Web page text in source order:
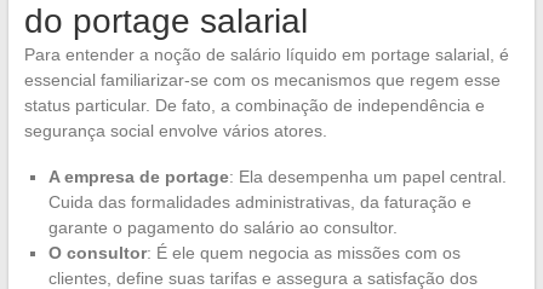
do portage salarial
Para entender a noção de salário líquido em portage salarial, é
essencial familiarizar-se com os mecanismos que regem esse
status particular. De fato, a combinação de independência e
segurança social envolve vários atores.
A empresa de portage: Ela desempenha um papel central.
Cuida das formalidades administrativas, da faturação e
garante o pagamento do salário ao consultor.
O consultor: É ele quem negocia as missões com os
clientes, define suas tarifas e assegura a satisfação dos